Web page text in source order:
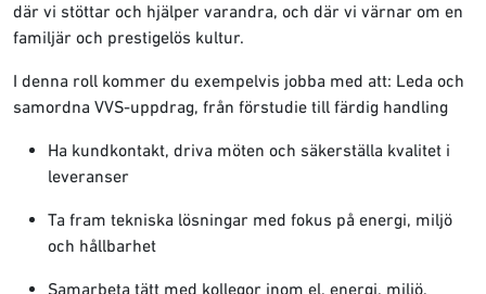
där vi stöttar och hjälper varandra, och där vi värnar om en
familjär och prestigelös kultur.
I denna roll kommer du exempelvis jobba med att: Leda och
samordna VVS-uppdrag, från förstudie till färdig handling
Ha kundkontakt, driva möten och säkerställa kvalitet i
leveranser
Ta fram tekniska lösningar med fokus på energi, miljö
och hållbarhet
Samarbeta tätt med kollegor inom el, energi, miljö,